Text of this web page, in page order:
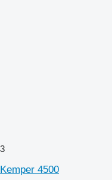
3
Kemper 4500